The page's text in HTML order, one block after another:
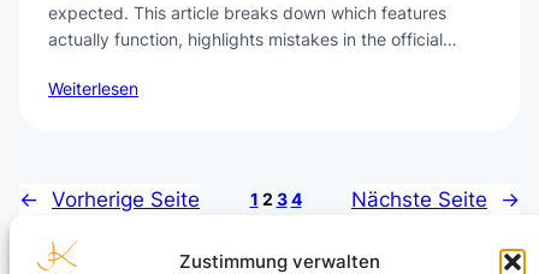
Zustimmung verwalten
expected. This article breaks down which features
actually function, highlights mistakes in the official…
Weiterlesen
← Vorherige Seite 1 2 3 4 Nächste Seite →